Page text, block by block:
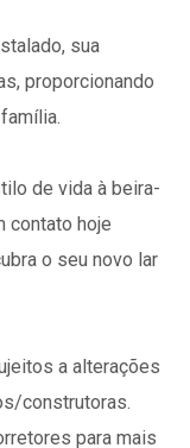
sua
proporcionando
de vida à beira-
contato hoje
o seu novo lar
a alterações
construtoras.
para mais